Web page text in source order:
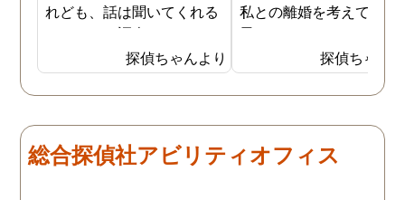
れども、話は聞いてくれる
しきちんと調査してくれる
しで非常に満足していま
す。調査が終わった後もし
っかりとサポートしていた
になりました。さすが調査
のプロフェッショナルだと
探偵ちゃんより
私との離婚を考えている
思います。そこでどうせ
婚をするのならと思い、
の不倫の証拠を押さえて
から離婚を提案すること
みの日に妻は外出するこ
が多く、探偵にもその旨
探偵ちゃん
総合探偵社アビリティオフィス